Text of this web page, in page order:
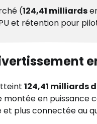
(124,41 milliards
et rétention pour
124,41 milliards
en puissance
plus connectée au